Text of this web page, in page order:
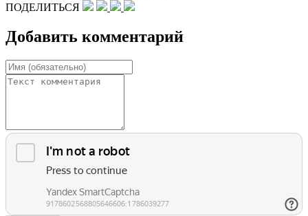
ПОДЕЛИТЬСЯ
Добавить комментарий